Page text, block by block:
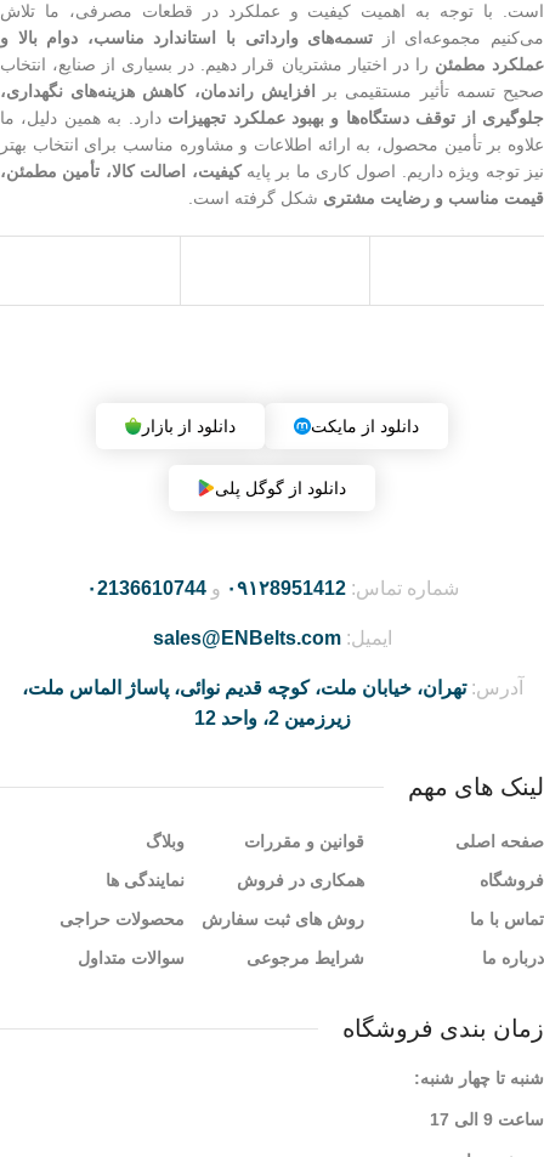
است. با توجه به اهمیت کیفیت و عملکرد در قطعات مصرفی، ما تلاش
می‌کنیم مجموعه‌ای از تسمه‌های وارداتی با استاندارد مناسب، دوام بالا و
عملکرد مطمئن را در اختیار مشتریان قرار دهیم. در بسیاری از صنایع، انتخاب
صحیح تسمه تأثیر مستقیمی بر
افزایش راندمان، کاهش هزینه‌های نگهداری،
جلوگیری از توقف دستگاه‌ها و بهبود عملکرد تجهیزات دارد. به همین دلیل، ما
علاوه بر تأمین محصول، به ارائه اطلاعات و مشاوره مناسب برای انتخاب بهتر
نیز توجه ویژه داریم. اصول کاری ما بر پایهکیفیت، اصالت کالا، تأمین مطمئن،
قیمت مناسب و رضایت مشتری شکل گرفته است.
دانلود از مایکت دانلود از بازار
دانلود از گوگل پلی
شماره تماس:۰۹۱۲8951412 و۰2136610744
ایمیل:sales@ENBelts.com
آدرس:تهران، خیابان ملت، کوچه قدیم نوائی، پاساژ الماس ملت،
زیرزمین 2، واحد 12
لینک های مهم
صفحه اصلی
فروشگاه
تماس با ما
درباره ما
قوانین و مقررات
همکاری در فروش
روش های ثبت سفارش
شرایط مرجوعی
وبلاگ
نمایندگی ها
محصولات حراجی
سوالات متداول
زمان بندی فروشگاه
شنبه تا چهار شنبه:
ساعت 9 الی 17